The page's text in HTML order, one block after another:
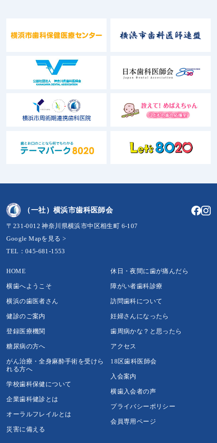
（一社）横浜市歯科医師会
〒231-0012 神奈川県横浜市中区相生町 6-107
Google Mapを見る >
TEL：045-681-1553
HOME
横歯へようこそ
横浜の歯医者さん
健診のご案内
登録医療機関
休日・夜間に歯が痛んだら
障がい者歯科診療
訪問歯科について
妊婦さんになったら
歯周病かな？と思ったら
糖尿病の方へ
がん治療・全身麻酔手術を受けら
れる方へ
学校歯科保健について
企業歯科健診とは
オーラルフレイルとは
災害に備える
アクセス
18区歯科医師会
入会案内
横歯入会者の声
プライバシーポリシー
会員専用ページ